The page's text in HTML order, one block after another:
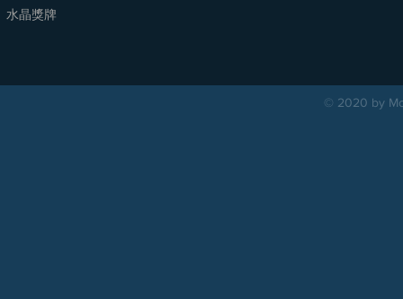
​水晶獎牌
© 2020 by